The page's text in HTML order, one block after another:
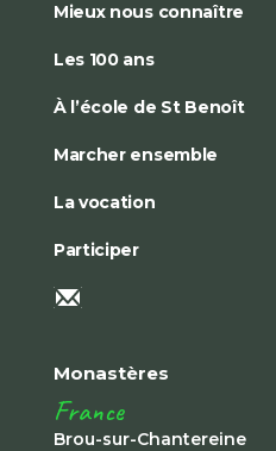
Mieux nous connaître
Les 100 ans
À l’école de St Benoît
Marcher ensemble
La vocation
Participer
Monastères
France
Brou-sur-Chantereine